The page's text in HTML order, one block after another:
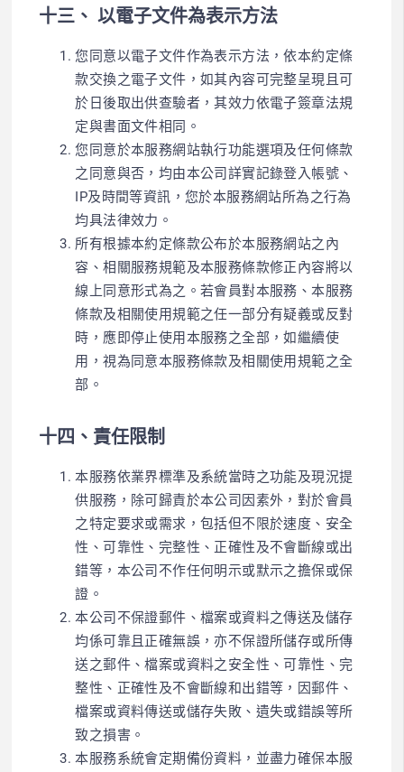
十三、 以電子文件為表示方法
您同意以電子文件作為表示方法，依本約定條
款交換之電子文件，如其內容可完整呈現且可
於日後取出供查驗者，其效力依電子簽章法規
定與書面文件相同。
您同意於本服務網站執行功能選項及任何條款
之同意與否，均由本公司詳實記錄登入帳號、
IP及時間等資訊，您於本服務網站所為之行為
均具法律效力。
所有根據本約定條款公布於本服務網站之內
容、相關服務規範及本服務條款修正內容將以
線上同意形式為之。若會員對本服務、本服務
條款及相關使用規範之任一部分有疑義或反對
時，應即停止使用本服務之全部，如繼續使
用，視為同意本服務條款及相關使用規範之全
部。
十四、責任限制
本服務依業界標準及系統當時之功能及現況提
供服務，除可歸責於本公司因素外，對於會員
之特定要求或需求，包括但不限於速度、安全
性、可靠性、完整性、正確性及不會斷線或出
錯等，本公司不作任何明示或默示之擔保或保
證。
本公司不保證郵件、檔案或資料之傳送及儲存
均係可靠且正確無誤，亦不保證所儲存或所傳
送之郵件、檔案或資料之安全性、可靠性、完
整性、正確性及不會斷線和出錯等，因郵件、
檔案或資料傳送或儲存失敗、遺失或錯誤等所
致之損害。
本服務系統會定期備份資料，並盡力確保本服